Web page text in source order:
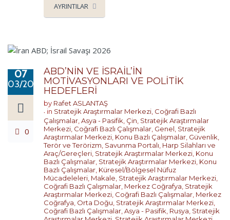
AYRINTILAR
07
03/2026
0
ABD’NİN VE İSRAİL’İN
MOTİVASYONLARI VE POLİTİK
HEDEFLERİ
by Rafet ASLANTAŞ
in Stratejik Araştırmalar Merkezi Coğrafi Bazlı
Çalışmalar Asya - Pasifik Çin Stratejik Araştırmalar
Merkezi Coğrafi Bazlı Çalışmalar Genel Stratejik
Araştırmalar Merkezi Konu Bazlı Çalışmalar Güvenlik,
Terör ve Terörizm Savunma Portalı Harp Silahları ve
Araç/Gereçleri Stratejik Araştırmalar Merkezi Konu
Bazlı Çalışmalar Stratejik Araştırmalar Merkezi Konu
Bazlı Çalışmalar Küresel/Bölgesel Nüfuz
Mücadeleleri Makale Stratejik Araştırmalar Merkezi
Coğrafi Bazlı Çalışmalar Merkez Coğrafya Stratejik
Araştırmalar Merkezi Coğrafi Bazlı Çalışmalar Merkez
Coğrafya Orta Doğu Stratejik Araştırmalar Merkezi
Coğrafi Bazlı Çalışmalar Asya - Pasifik Rusya Stratejik